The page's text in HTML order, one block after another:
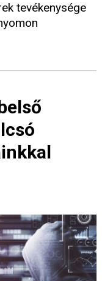
tevékenysége